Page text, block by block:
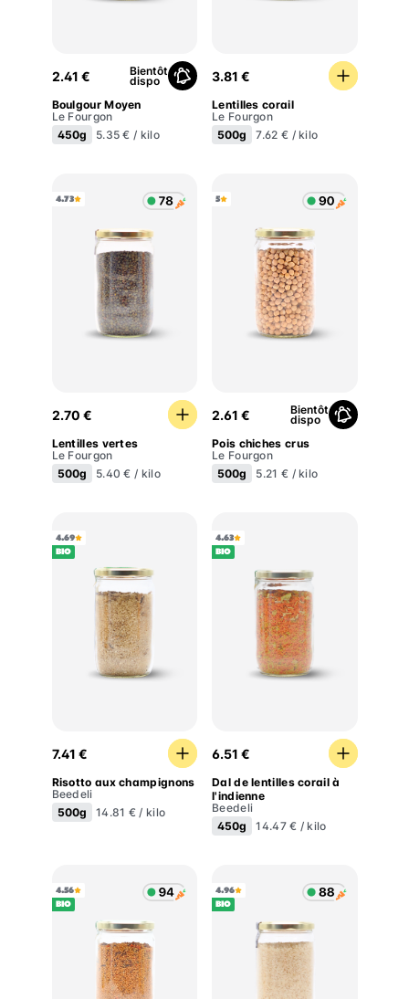
2.41 € Bientôt
dispo
Boulgour Moyen
Le Fourgon
450g
5.35 € / kilo
3.81 €
Lentilles corail
Le Fourgon
500g
7.62 € / kilo
4.73
2.70 €
Lentilles vertes
Le Fourgon
500g
5.40 € / kilo
5
2.61 € Bientôt
dispo
Pois chiches crus
Le Fourgon
500g
5.21 € / kilo
4.69
BIO
Risotto aux champignons
7.41 €
Risotto aux champignons
Beedeli
500g
14.81 € / kilo
4.63
BIO
Dal de lentilles corail à
6.51 €
Dal de lentilles corail à
l'indienne
Beedeli
450g
14.47 € / kilo
4.56
BIO
4.96
BIO